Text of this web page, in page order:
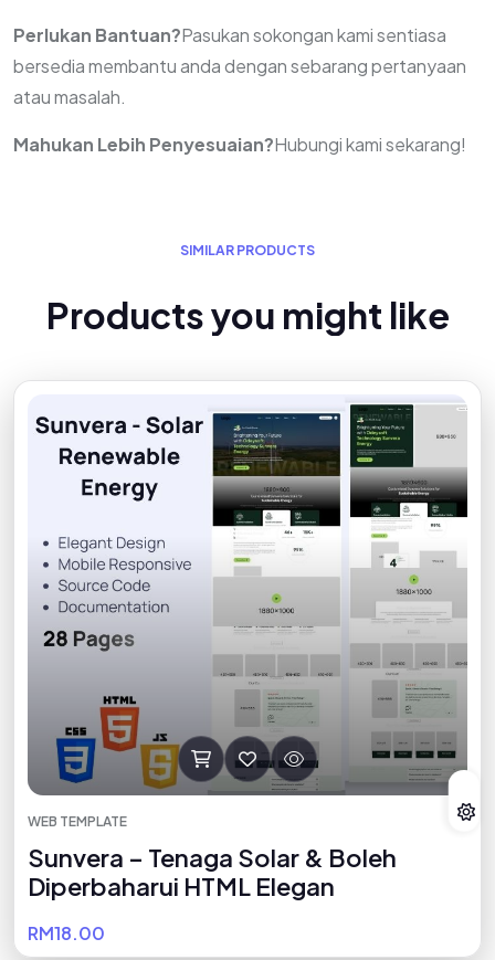
Perlukan Bantuan?Pasukan sokongan kami sentiasa
bersedia membantu anda dengan sebarang pertanyaan
atau masalah.
Mahukan Lebih Penyesuaian?Hubungi kami sekarang!
SIMILAR PRODUCTS
Productsyou might like
WEB TEMPLATE
Sunvera – Tenaga Solar & Boleh
Diperbaharui HTML Elegan
RM18.00